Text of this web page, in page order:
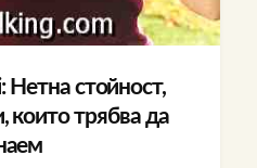
Нетна стойност,
които трябва да